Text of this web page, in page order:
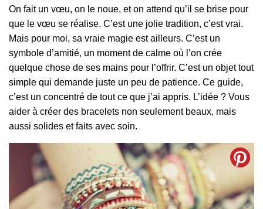
On fait un vœu, on le noue, et on attend qu’il se brise pour
que le vœu se réalise. C’est une jolie tradition, c’est vrai.
Mais pour moi, sa vraie magie est ailleurs. C’est un
symbole d’amitié, un moment de calme où l’on crée
quelque chose de ses mains pour l’offrir. C’est un objet tout
simple qui demande juste un peu de patience. Ce guide,
c’est un concentré de tout ce que j’ai appris. L’idée ? Vous
aider à créer des bracelets non seulement beaux, mais
aussi solides et faits avec soin.